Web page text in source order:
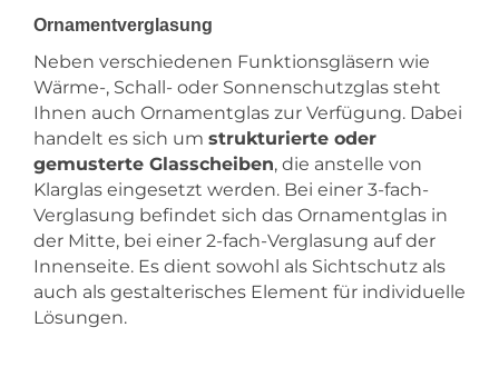
Ornamentverglasung
Neben verschiedenen Funktionsgläsern wie
Wärme-, Schall- oder Sonnenschutzglas steht
Ihnen auch Ornamentglas zur Verfügung. Dabei
handelt es sich um strukturierte oder
gemusterte Glasscheiben, die anstelle von
Klarglas eingesetzt werden. Bei einer 3-fach-
Verglasung befindet sich das Ornamentglas in
der Mitte, bei einer 2-fach-Verglasung auf der
Innenseite. Es dient sowohl als Sichtschutz als
auch als gestalterisches Element für individuelle
Lösungen.